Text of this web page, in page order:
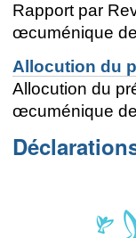
Rapport par
œcuménique
Allocution du
Allocution du
œcuménique